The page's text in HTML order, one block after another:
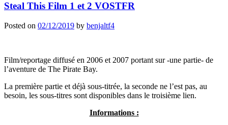
Steal This Film 1 et 2 VOSTFR
Posted on 02/12/2019 by benjaltf4
Film/reportage diffusé en 2006 et 2007 portant sur -une partie- de
l’aventure de The Pirate Bay.
La première partie et déjà sous-titrée, la seconde ne l’est pas, au
besoin, les sous-titres sont disponibles dans le troisième lien.
Informations :